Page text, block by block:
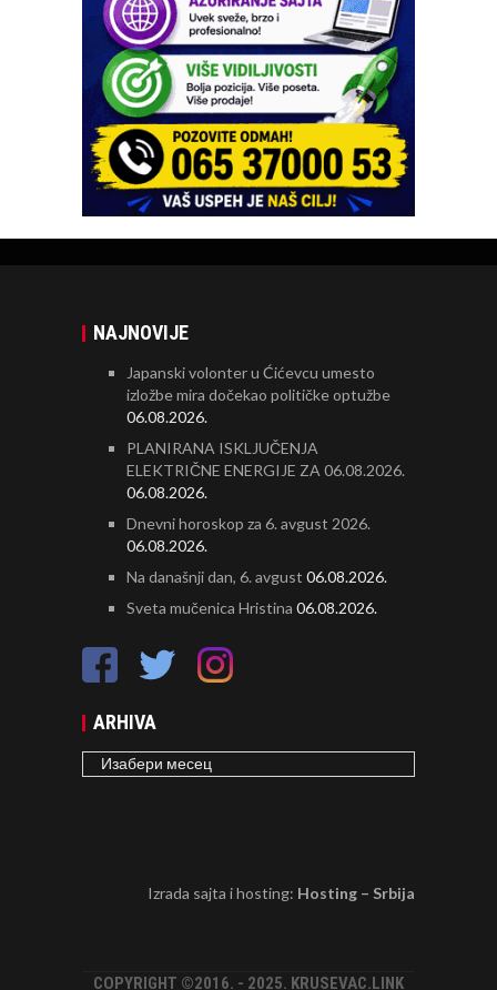
NAJNOVIJE
Japanski volonter u Ćićevcu umesto
izložbe mira dočekao političke optužbe
06.08.2026.
PLANIRANA ISKLJUČENJA
ELEKTRIČNE ENERGIJE ZA 06.08.2026.
06.08.2026.
Dnevni horoskop za 6. avgust 2026.
06.08.2026.
Na današnji dan, 6. avgust 06.08.2026.
Sveta mučenica Hristina 06.08.2026.
ARHIVA
ARHIVA
Izrada sajta i hosting: Hosting – Srbija
COPYRIGHT ©2016. - 2025. KRUSEVAC.LINK